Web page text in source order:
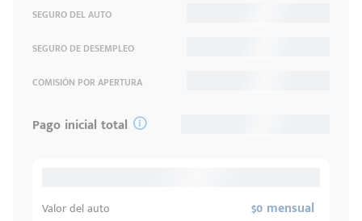
SEGURO DEL AUTO
SEGURO DE DESEMPLEO
COMISIÓN POR APERTURA
Pago inicial total
Valor del auto $0 mensual